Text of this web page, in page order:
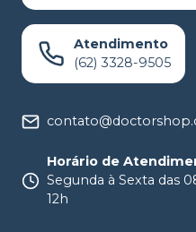
Atendimento
(62) 3328-9505
Horário de
Segunda à Sexta das
12h